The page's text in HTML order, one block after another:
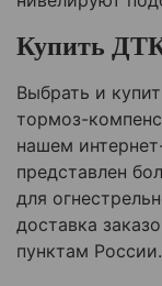
Купить
Выбрать и
тормоз-
нашем
представлен
для
доставка
пунктам России.